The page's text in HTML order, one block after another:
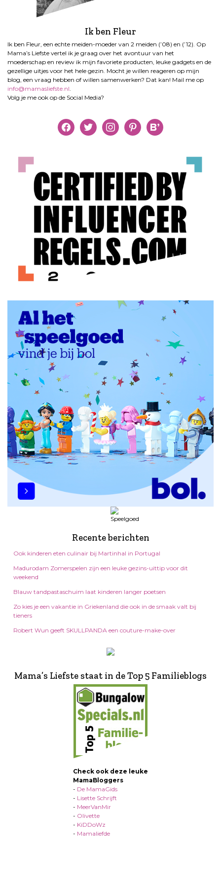
Ik ben Fleur
Ik ben Fleur, een echte meiden-moeder van 2 meiden (’08) en (’12). Op
Mama’s Liefste vertel ik je graag over het avontuur van het
moederschap en review ik mijn favoriete producten, leuke gadgets en de
gezellige uitjes voor het hele gezin. Mocht je willen reageren op mijn
blog, een vraag hebben of willen samenwerken? Dat kan! Mail me op
info@mamasliefste.nl.
Volg je me ook op de Social Media?
facebooktwitter instagrampinterestbloglovin
Recente berichten
Ook kinderen eten culinair bij Martinhal in Portugal
Madurodam Zomerspelen zijn een leuke gezins-uittip voor dit
weekend
Blauw tandpastaschuim laat kinderen langer poetsen
Zo kies je een vakantie in Griekenland die ook in de smaak valt bij
tieners
Robert Wun geeft SKULLPANDA een couture-make-over
Mama’s Liefste staat in de Top 5 Familieblogs
Check ook deze leuke
MamaBloggers
- De MamaGids
- Lisette Schrijft
- MeerVanMir
- Olivette
- KiDDoWz
- Mamaliefde